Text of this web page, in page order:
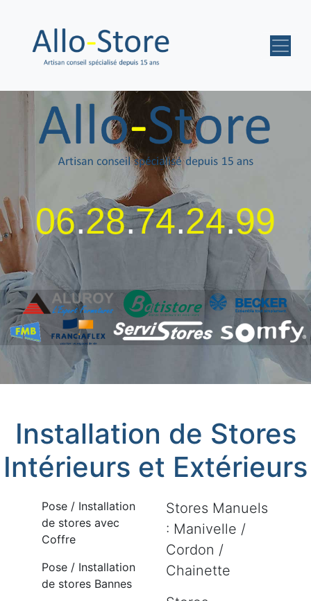
06.28.74.24.99
Installation de Stores
Intérieurs et Extérieurs
Pose / Installation
de stores avec
Coffre
Pose / Installation
de stores Bannes
Stores Manuels
: Manivelle /
Cordon /
Chainette